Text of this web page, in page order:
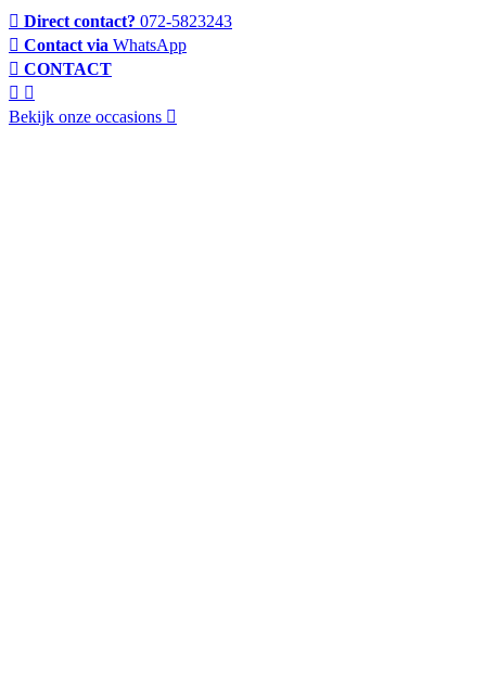
Direct contact? 072-5823243
Contact via WhatsApp
CONTACT
Bekijk onze occasions